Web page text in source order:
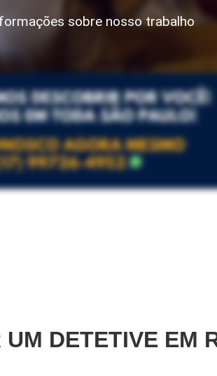
sobre nosso trabalho
DETETIVE EM